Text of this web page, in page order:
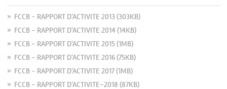
» FCCB - RAPPORT D'ACTIVITE 2013 (303KB)
» FCCB - RAPPORT D'ACTIVITE 2014 (14KB)
» FCCB - RAPPORT D'ACTIVITE 2015 (1MB)
» FCCB - RAPPORT D'ACTIVITE 2016 (75KB)
» FCCB - RAPPORT D'ACTIVITE 2017 (1MB)
» FCCB - RAPPORT D'ACTIVITE-2018 (87KB)